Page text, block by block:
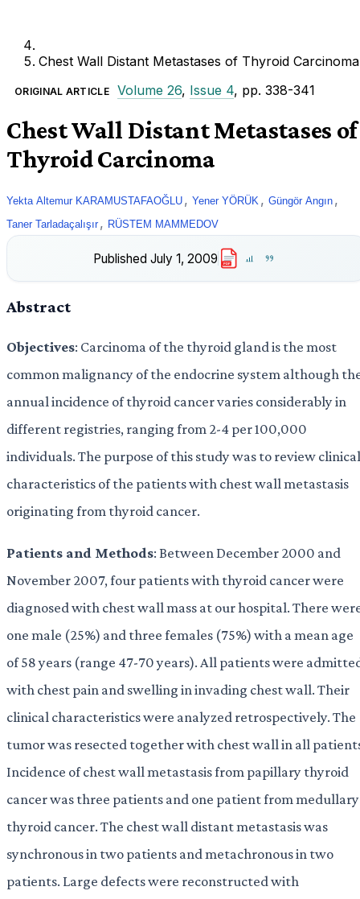
Chest Wall Distant Metastases of Thyroid Carcinoma
ORIGINAL ARTICLE Volume 26, Issue 4, pp. 338-341
Chest Wall Distant Metastases of
Thyroid Carcinoma
Yekta Altemur KARAMUSTAFAOĞLU , Yener YÖRÜK , Güngör Angın ,
Taner Tarladaçalışır , RÜSTEM MAMMEDOV
Published July 1, 2009 PDF
Abstract
Objectives: Carcinoma of the thyroid gland is the most
common malignancy of the endocrine system although
annual incidence of thyroid cancer varies considerably in
different registries, ranging from 2-4 per 100,000
individuals. The purpose of this study was to review clinical
characteristics of the patients with chest wall metastasis
originating from thyroid cancer.
Patients and Methods: Between December 2000 and
November 2007, four patients with thyroid cancer were
diagnosed with chest wall mass at our hospital. There
one male (25%) and three females (75%) with a mean age
of 58 years (range 47-70 years). All patients were
with chest pain and swelling in invading chest wall. Their
clinical characteristics were analyzed retrospectively. The
tumor was resected together with chest wall in all
Incidence of chest wall metastasis from papillary thyroid
cancer was three patients and one patient from medullary
thyroid cancer. The chest wall distant metastasis was
synchronous in two patients and metachronous in two
patients. Large defects were reconstructed with